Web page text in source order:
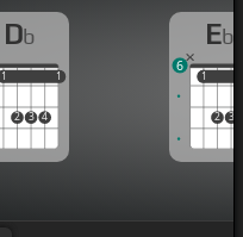
[C]a estudiar cómo
Db
1
2 3 4
1
1 1
Eb
1
2 3
1
6